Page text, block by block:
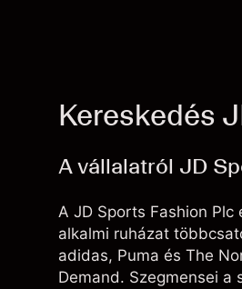
Kereskedés
A vállalatról JD
A JD Sports Fashion
alkalmi ruházat
adidas, Puma és The
Demand. Szegmensei